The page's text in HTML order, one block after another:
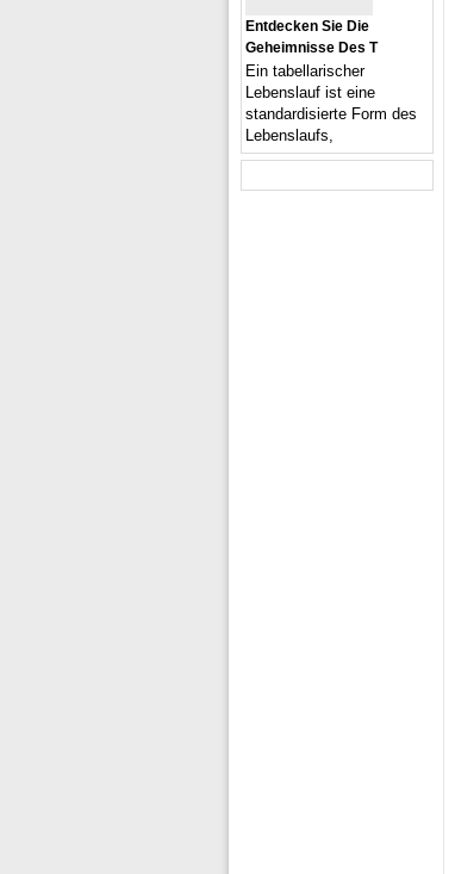
Entdecken Sie Die
Geheimnisse Des T
Ein tabellarischer
Lebenslauf ist eine
standardisierte Form des
Lebenslaufs,